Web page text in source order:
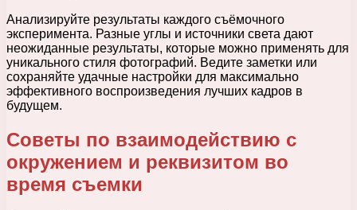
Анализируйте результаты каждого съёмочного
эксперимента. Разные углы и источники света дают
неожиданные результаты, которые можно применять для
уникального стиля фотографий. Ведите заметки или
сохраняйте удачные настройки для максимально
эффективного воспроизведения лучших кадров в
будущем.
Советы по взаимодействию с
окружением и реквизитом во
время съемки